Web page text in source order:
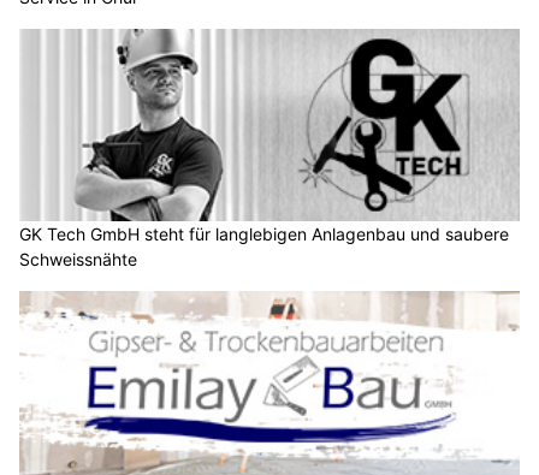
GK Tech GmbH steht für langlebigen Anlagenbau und saubere
Schweissnähte